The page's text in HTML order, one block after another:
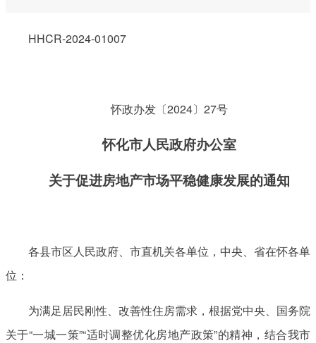
HHCR-2024-01007
怀政办发〔2024〕27号
怀化市人民政府办公室
关于促进房地产市场平稳健康发展的通知
各县市区人民政府、市直机关各单位，中央、省在怀各单
位：
为满足居民刚性、改善性住房需求，根据党中央、国务院
关于“一城一策”“适时调整优化房地产政策”的精神，结合我市